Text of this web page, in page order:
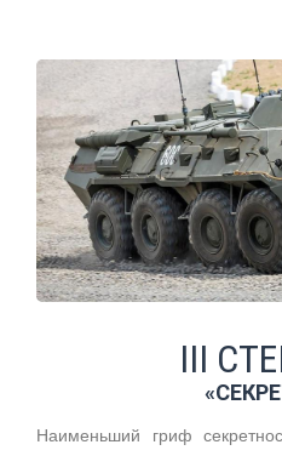
III
Наименьший гриф